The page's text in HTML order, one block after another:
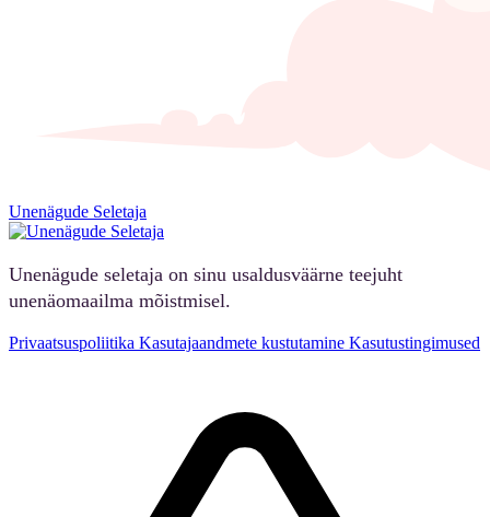
Unenägude Seletaja
Unenägude seletaja on sinu usaldusväärne teejuht
unenäomaailma mõistmisel.
Privaatsuspoliitika Kasutajaandmete kustutamine Kasutustingimused